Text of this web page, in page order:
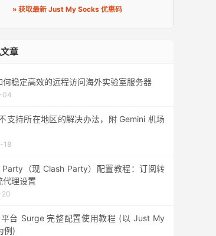
» 获取最新 Just My Socks 优惠码
章
何稳定高效的远程访问海外实验室服务器
04
支持所在地区的解决办法，附 Gemini 机场
18
Party（现 Clash Party）配置教程：订阅转
代理设置
20
台 Surge 完整配置使用教程 (以 Just My
例)